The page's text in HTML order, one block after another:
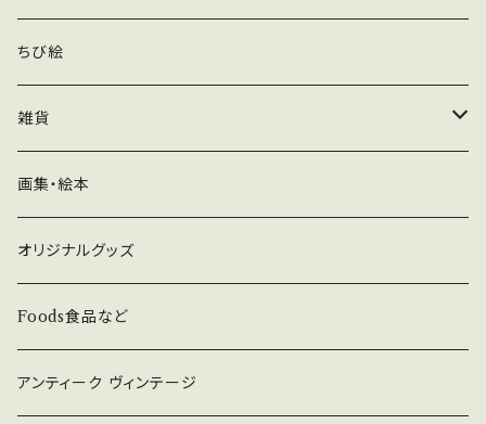
ちび絵
雑貨
ガラス、陶器
ヨーロッパの石鹸、キャンドル
グッズ
画集・絵本
オリジナルグッズ
Foods食品など
アンティーク ヴィンテージ